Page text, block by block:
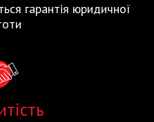
гарантія юридичної